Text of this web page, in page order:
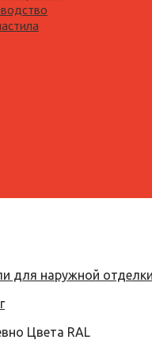
для наружной отделки
Цвета RAL